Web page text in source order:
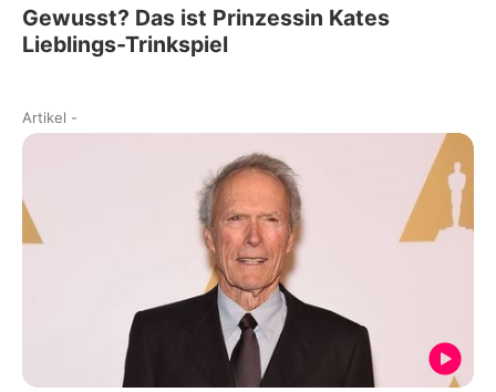
Gewusst? Das ist Prinzessin Kates
Lieblings-Trinkspiel
Artikel -